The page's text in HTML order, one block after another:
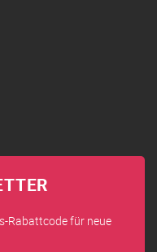
Rabattcode für neue